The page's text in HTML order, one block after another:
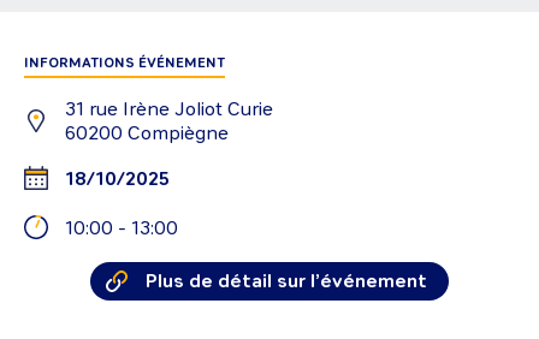
INFORMATIONS ÉVÉNEMENT
31 rue Irène Joliot Curie
60200 Compiègne
18/10/2025
10:00 - 13:00
Plus de détail sur l’événement